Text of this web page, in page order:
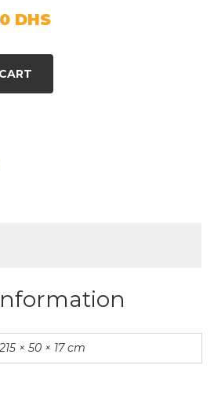
DHS
215 × 50 × 17 cm